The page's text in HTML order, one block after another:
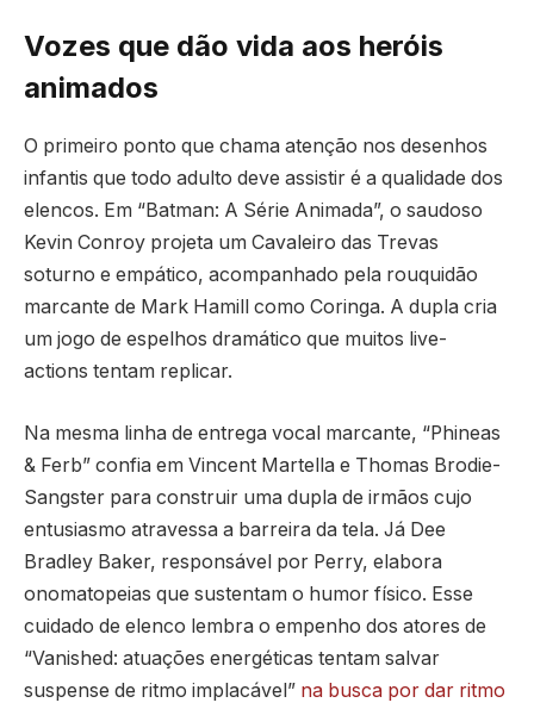
Vozes que dão vida aos heróis
animados
O primeiro ponto que chama atenção nos desenhos
infantis que todo adulto deve assistir é a qualidade dos
elencos. Em “Batman: A Série Animada”, o saudoso
Kevin Conroy projeta um Cavaleiro das Trevas
soturno e empático, acompanhado pela rouquidão
marcante de Mark Hamill como Coringa. A dupla cria
um jogo de espelhos dramático que muitos live-
actions tentam replicar.
Na mesma linha de entrega vocal marcante, “Phineas
& Ferb” confia em Vincent Martella e Thomas Brodie-
Sangster para construir uma dupla de irmãos cujo
entusiasmo atravessa a barreira da tela. Já Dee
Bradley Baker, responsável por Perry, elabora
onomatopeias que sustentam o humor físico. Esse
cuidado de elenco lembra o empenho dos atores de
“Vanished: atuações energéticas tentam salvar
suspense de ritmo implacável” na busca por dar ritmo